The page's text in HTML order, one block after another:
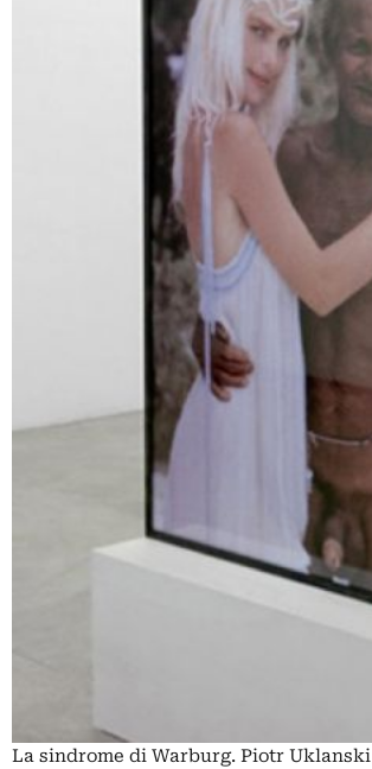
La sindrome di Warburg. Piotr Uklanski